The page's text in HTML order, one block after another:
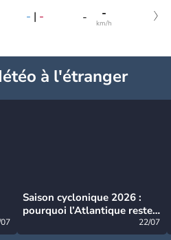
- | - - -
km/h
à l'étranger
Saison cyclonique 2026 :
pourquoi l’Atlantique reste
22/07